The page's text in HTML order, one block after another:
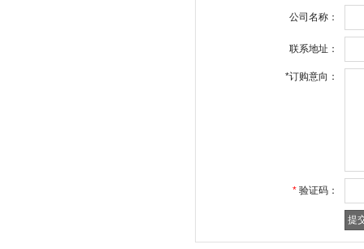
公司名称：
联系地址：
*订购意向：
* 验证码：